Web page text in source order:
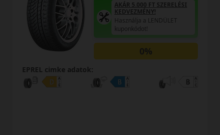
AKÁR 5.000 FT SZERELÉSI
KEDVEZMÉNY!
Használja a LENDÜLET
kuponkódot!
0%
EPREL cimke adatok: